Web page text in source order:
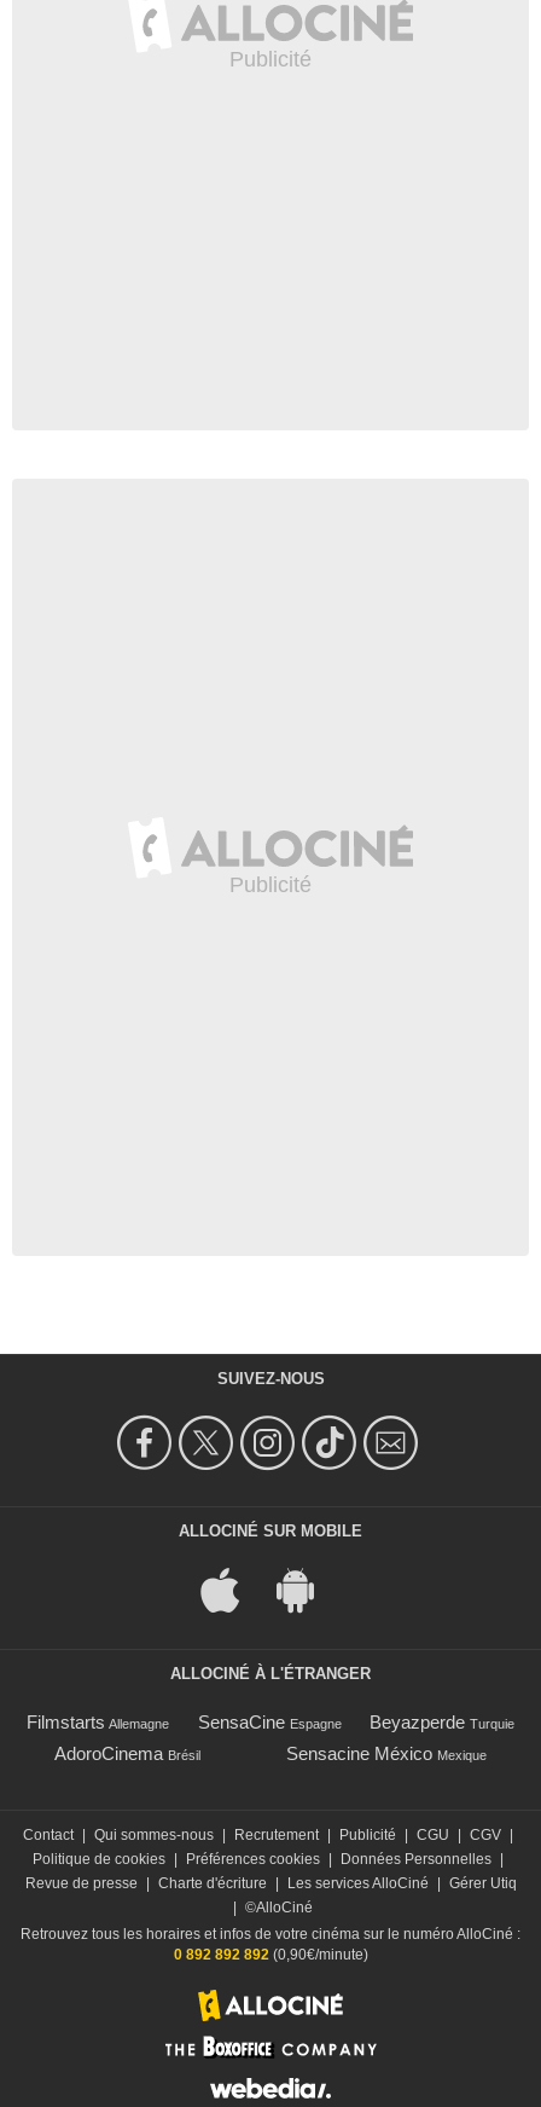
SUIVEZ-NOUS
ALLOCINÉ SUR MOBILE
ALLOCINÉ À L'ÉTRANGER
Filmstarts Allemagne SensaCine Espagne Beyazperde Turquie
AdoroCinema Brésil Sensacine México Mexique
Contact Qui sommes-nous Recrutement Publicité CGU CGV
Politique de cookies
Préférences cookies Données Personnelles
Revue de presse
Charte d'écriture Les services AlloCiné
Gérer Utiq
©AlloCiné
Retrouvez tous les horaires et infos de votre cinéma sur le numéro AlloCiné :
0 892 892 892(0,90€/minute)